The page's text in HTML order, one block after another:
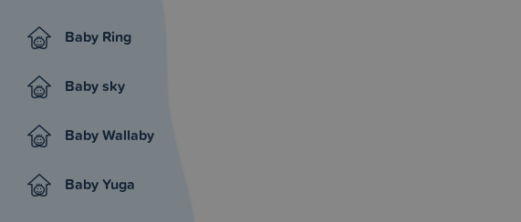
Baby Ring
Baby sky
Baby Wallaby
Baby Yuga